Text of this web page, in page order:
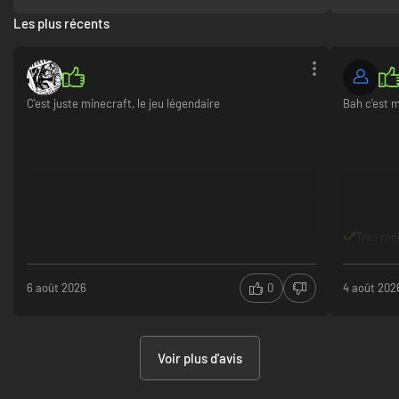
Super jeu !
Graphismes incroyable
Installation et achat long et ennuyant
Trop d'étapes
Quelques bugs.
Les plus récents
C'est juste minecraft, le jeu légendaire
6 août 2026 0
Bah c’est
Tres
4 août
Voir plus d'avis